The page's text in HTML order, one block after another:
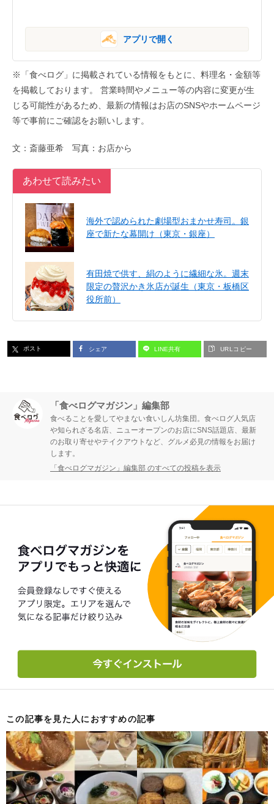
アプリで開く
※「食べログ」に掲載されている情報をもとに、料理名・金額等
を掲載しております。 営業時間やメニュー等の内容に変更が生
じる可能性があるため、最新の情報はお店のSNSやホームページ
等で事前にご確認をお願いします。
文：斎藤亜希 写真：お店から
あわせて読みたい
海外で認められた劇場型おまかせ寿司。銀
座で新たな幕開け（東京・銀座）
有田焼で供す、絹のように繊細な氷。週末
限定の贅沢かき氷店が誕生（東京・板橋区
役所前）
ポスト シェア LINE共有 URLコピー
「食べログマガジン」編集部
食べることを愛してやまない食いしん坊集団。食べログ人気店
や知られざる名店、ニューオープンのお店にSNS話題店、最新
のお取り寄せやテイクアウトなど、グルメ必見の情報をお届け
します。
「食べログマガジン」編集部 のすべての投稿を表示
この記事を見た人におすすめの記事